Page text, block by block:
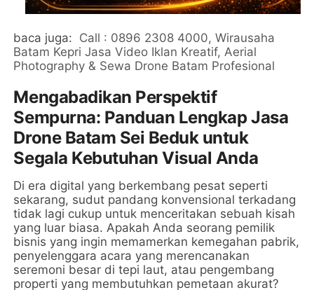
baca juga: Call : 0896 2308 4000, Wirausaha
Batam Kepri Jasa Video Iklan Kreatif, Aerial
Photography & Sewa Drone Batam Profesional
Mengabadikan Perspektif
Sempurna: Panduan Lengkap Jasa
Drone Batam Sei Beduk untuk
Segala Kebutuhan Visual Anda
Di era digital yang berkembang pesat seperti
sekarang, sudut pandang konvensional terkadang
tidak lagi cukup untuk menceritakan sebuah kisah
yang luar biasa. Apakah Anda seorang pemilik
bisnis yang ingin memamerkan kemegahan pabrik,
penyelenggara acara yang merencanakan
seremoni besar di tepi laut, atau pengembang
properti yang membutuhkan pemetaan akurat?